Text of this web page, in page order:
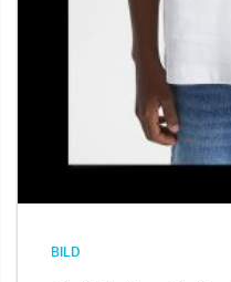
BILD